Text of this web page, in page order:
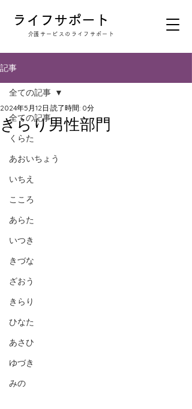
​ライフサポート
​介護サービスのライフサポート
記事
全ての記事
くらた
あおいちょう
いちえ
こころ
あらた
いつき
きづな
ざおう
きらり
ひなた
あさひ
ゆづき
みの
全ての記事
きらり男性部門
2024年5月12日 読了時間: 0分